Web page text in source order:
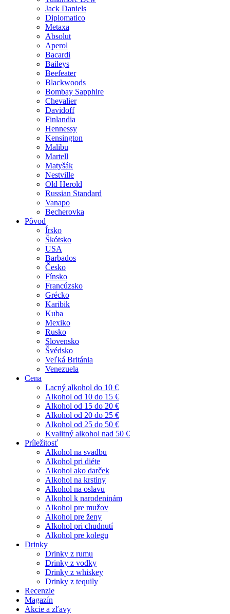
Jack Daniels
Diplomatico
Metaxa
Absolut
Aperol
Bacardi
Baileys
Beefeater
Blackwoods
Bombay Sapphire
Chevalier
Davidoff
Finlandia
Hennessy
Kensington
Malibu
Martell
Matyšák
Nestville
Old Herold
Russian Standard
Vanapo
Becherovka
Pôvod
Írsko
Škótsko
USA
Barbados
Česko
Fínsko
Francúzsko
Grécko
Karibik
Kuba
Mexiko
Rusko
Slovensko
Švédsko
Veľká Británia
Venezuela
Cena
Lacný alkohol do 10 €
Alkohol od 10 do 15 €
Alkohol od 15 do 20 €
Alkohol od 20 do 25 €
Alkohol od 25 do 50 €
Kvalitný alkohol nad 50 €
Príležitosť
Alkohol na svadbu
Alkohol pri diéte
Alkohol ako darček
Alkohol na krstiny
Alkohol na oslavu
Alkohol k narodeninám
Alkohol pre mužov
Alkohol pre ženy
Alkohol pri chudnutí
Alkohol pre kolegu
Drinky
Drinky z rumu
Drinky z vodky
Drinky z whiskey
Drinky z tequily
Recenzie
Magazín
Akcie a zľavy